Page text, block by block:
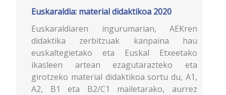
Euskaraldia: material didaktikoa 2020
Euskaraldiaren ingurumarian, AEKren
didaktika zerbitzuak kanpaina hau
euskaltegietako eta Euskal Etxeetako
ikasleen artean ezagutarazteko eta
girotzeko material didaktikoa sortu du, A1,
A2, B1 eta B2/C1 mailetarako, aurrez